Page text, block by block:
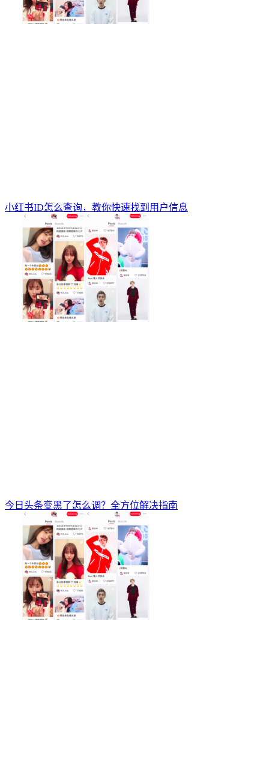
小红书ID怎么查询，教你快速找到用户信息
今日头条变黑了怎么调？全方位解决指南